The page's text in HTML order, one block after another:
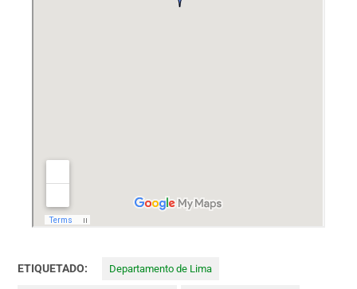
ETIQUETADO: Departamento de Lima